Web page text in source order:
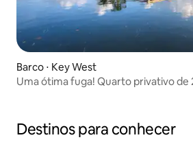
Barco ⋅ Key West
Uma ótima fuga! Quarto privativo de
Destinos para conhecer